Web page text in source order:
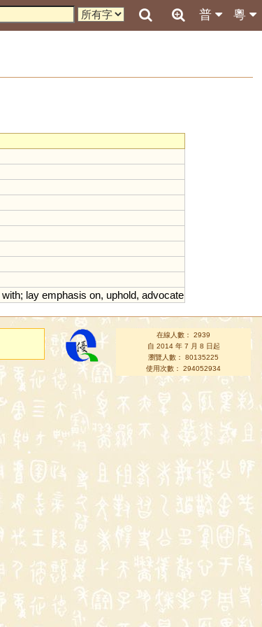
粵
普
with; lay emphasis on, uphold, advocate
在線人數： 2939
自 2014 年 7 月 8 日起
瀏覽人數： 80135225
使用次數： 294052934